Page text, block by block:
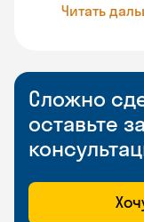
Читать
Сложно
оставьте